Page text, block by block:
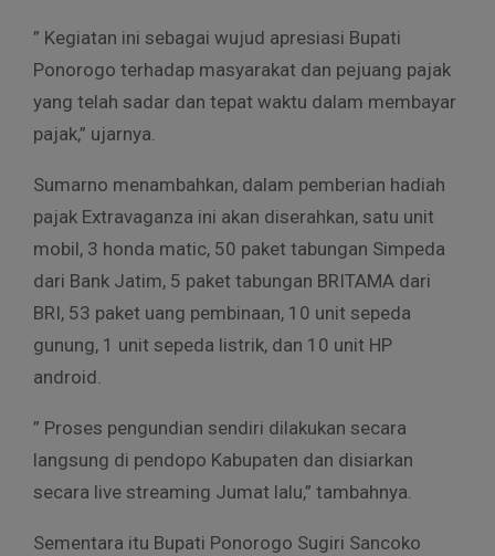
” Kegiatan ini sebagai wujud apresiasi Bupati
Ponorogo terhadap masyarakat dan pejuang pajak
yang telah sadar dan tepat waktu dalam membayar
pajak,” ujarnya.
Sumarno menambahkan, dalam pemberian hadiah
pajak Extravaganza ini akan diserahkan, satu unit
mobil, 3 honda matic, 50 paket tabungan Simpeda
dari Bank Jatim, 5 paket tabungan BRITAMA dari
BRI, 53 paket uang pembinaan, 10 unit sepeda
gunung, 1 unit sepeda listrik, dan 10 unit HP
android.
” Proses pengundian sendiri dilakukan secara
langsung di pendopo Kabupaten dan disiarkan
secara live streaming Jumat lalu,” tambahnya.
Sementara itu Bupati Ponorogo Sugiri Sancoko